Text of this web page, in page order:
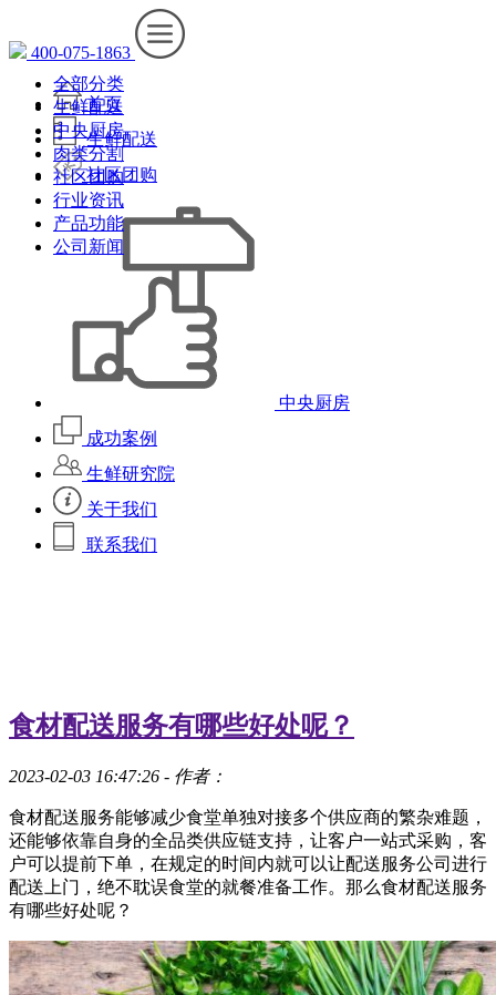
400-075-1863
首页
生鲜配送
社区团购
中央厨房
成功案例
生鲜研究院
关于我们
联系我们
全部分类
生鲜配送
中央厨房
肉类分割
社区团购
行业资讯
产品功能
公司新闻
食材配送服务有哪些好处呢？
2023-02-03 16:47:26 - 作者：
食材配送服务能够减少食堂单独对接多个供应商的繁杂难题，
还能够依靠自身的全品类供应链支持，让客户一站式采购，客
户可以提前下单，在规定的时间内就可以让配送服务公司进行
配送上门，绝不耽误食堂的就餐准备工作。那么食材配送服务
有哪些好处呢？